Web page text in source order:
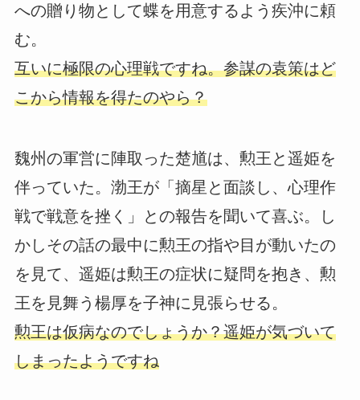
への贈り物として蝶を用意するよう疾沖に頼
む。
互いに極限の心理戦ですね。参謀の袁策はど
こから情報を得たのやら？
魏州の軍営に陣取った楚馗は、勲王と遥姫を
伴っていた。渤王が「摘星と面談し、心理作
戦で戦意を挫く」との報告を聞いて喜ぶ。し
かしその話の最中に勲王の指や目が動いたの
を見て、遥姫は勲王の症状に疑問を抱き、勲
王を見舞う楊厚を子神に見張らせる。
勲王は仮病なのでしょうか？遥姫が気づいて
しまったようですね